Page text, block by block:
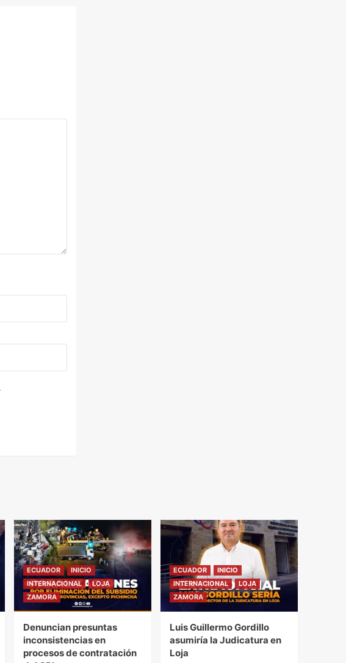
ECUADOR
INICIO
INTERNACIONAL
LOJA
ZAMORA
Denuncian presuntas
inconsistencias en
procesos de contratación
ECUADOR
INICIO
INTERNACIONAL
LOJA
ZAMORA
Luis Guillermo Gordillo
asumiría la Judicatura en
Loja